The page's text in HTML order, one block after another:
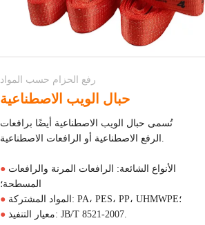
رفع الحزام حسب المواد
حبال الويب الاصطناعية
تُسمى حبال الويب الاصطناعية أيضًا برافعات
● الأنواع الشائعة: الرافعات المرنة والرافعات
المسطحة؛
●
المواد المشتركة: PA، PES، PP، UHMWPE؛
●
معيار التنفيذ: JB/T 8521-2007.